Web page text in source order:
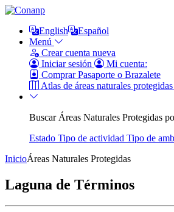
English
Español
Menú
Crear cuenta nueva
Iniciar sesión
Mi cuenta:
Comprar Pasaporte o Brazalete
Atlas de áreas naturales protegidas
Buscar Áreas Naturales Protegidas
Estado Tipo de actividad Tipo de
InicioÁreas Naturales Protegidas
Laguna de Términos